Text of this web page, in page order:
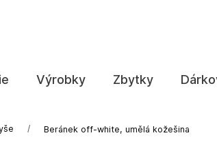
Výrobky Zbytky
Beránek off-white, umělá kožešina
Co potřebujete najít?
HLEDAT